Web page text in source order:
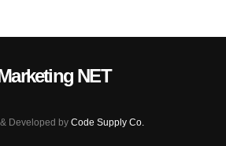
NET
Developed by Code Supply Co.